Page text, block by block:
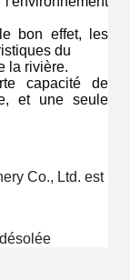
bon effet, les
du
la rivière.
capacité de
et une seule
Co., Ltd. est